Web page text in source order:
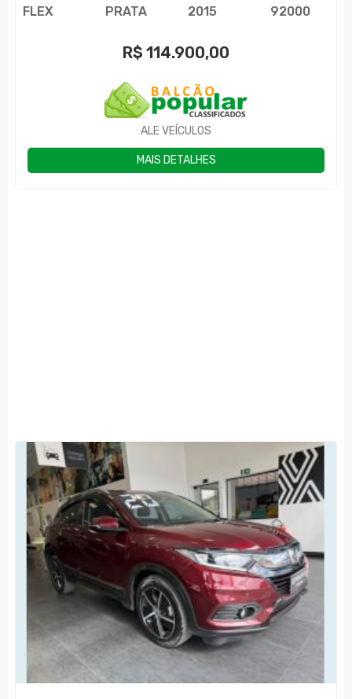
FLEX PRATA 2015 92000
R$ 114.900,00
ALE VEÍCULOS
MAIS DETALHES